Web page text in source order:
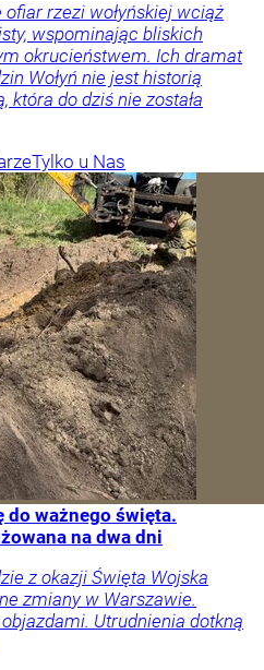
rzezi wołyńskiej wciąż
wspominając bliskich
okrucieństwem. Ich dramat
Wołyń nie jest historią
która do dziś nie została
Tylko u Nas
do ważnego święta.
na dwa dni
z okazji Święta Wojska
zmiany w Warszawie.
Utrudnienia dotkną